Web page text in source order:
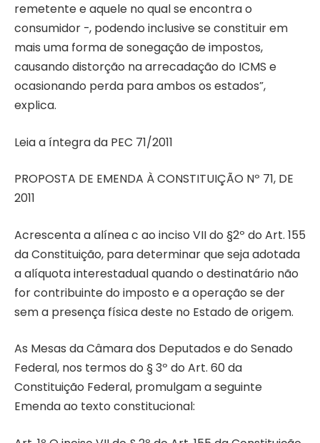
remetente e aquele no qual se encontra o
consumidor -, podendo inclusive se constituir em
mais uma forma de sonegação de impostos,
causando distorção na arrecadação do ICMS e
ocasionando perda para ambos os estados”,
explica.
Leia a íntegra da PEC 71/2011
PROPOSTA DE EMENDA À CONSTITUIÇÃO Nº 71, DE
2011
Acrescenta a alínea c ao inciso VII do §2º do Art. 155
da Constituição, para determinar que seja adotada
a alíquota interestadual quando o destinatário não
for contribuinte do imposto e a operação se der
sem a presença física deste no Estado de origem.
As Mesas da Câmara dos Deputados e do Senado
Federal, nos termos do § 3º do Art. 60 da
Constituição Federal, promulgam a seguinte
Emenda ao texto constitucional: